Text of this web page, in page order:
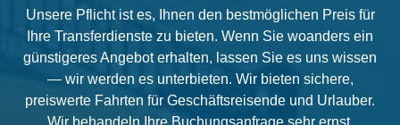
Unsere Pflicht ist es, Ihnen den bestmöglichen Preis für
Ihre Transferdienste zu bieten. Wenn Sie woanders ein
günstigeres Angebot erhalten, lassen Sie es uns wissen
— wir werden es unterbieten. Wir bieten sichere,
preiswerte Fahrten für Geschäftsreisende und Urlauber.
Wir behandeln Ihre Buchungsanfrage sehr ernst.